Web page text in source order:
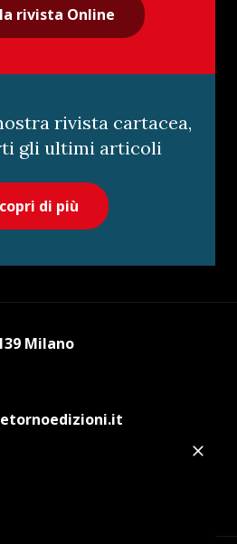
rivista Online
rivista cartacea,
gli ultimi articoli
di più
Milano